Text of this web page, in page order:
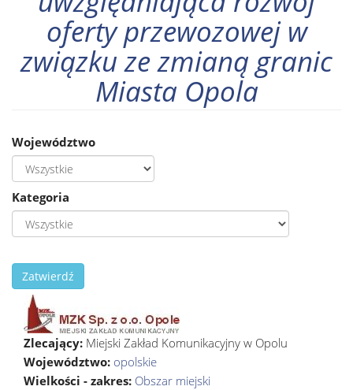
oferty przewozowej w
związku ze zmianą granic
Miasta Opola
Województwo
Kategoria
Zatwierdź
Zlecający: Miejski Zakład Komunikacyjny w Opolu
Województwo: opolskie
Wielkości - zakres: Obszar miejski